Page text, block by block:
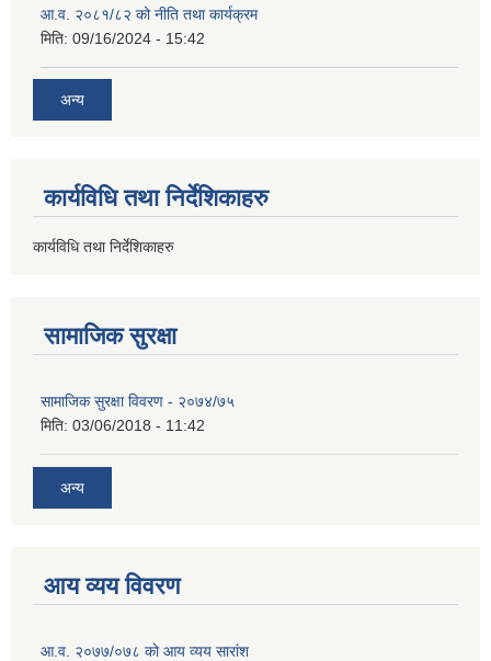
आ.व. २०८१/८२ को नीति तथा कार्यक्रम
मिति: 09/16/2024 - 15:42
अन्य
कार्यविधि तथा निर्देशिकाहरु
कार्यविधि तथा निर्देशिकाहरु
सामाजिक सुरक्षा
सामाजिक सुरक्षा विवरण - २०७४/७५
मिति: 03/06/2018 - 11:42
अन्य
आय व्यय विवरण
आ.व. २०७७/०७८ को आय व्यय सारांश